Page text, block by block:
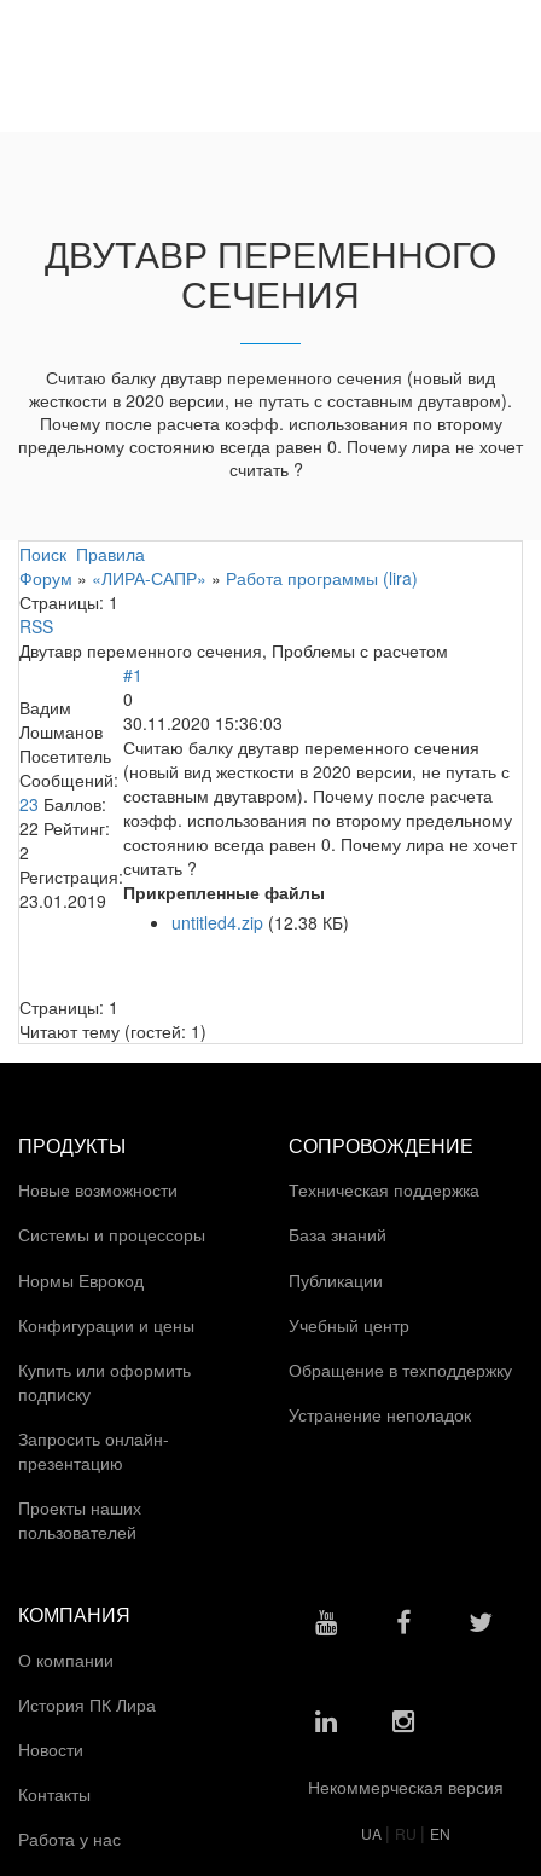
ДВУТАВР ПЕРЕМЕННОГО
СЕЧЕНИЯ
Считаю балку двутавр переменного сечения (новый вид
жесткости в 2020 версии, не путать с составным двутавром).
Почему после расчета коэфф. использования по второму
предельному состоянию всегда равен 0. Почему лира не хочет
считать ?
Поиск Правила
Форум » «ЛИРА-САПР» » Работа программы (lira)
Страницы: 1
RSS
Двутавр переменного сечения, Проблемы с расчетом
Вадим
Лошманов
Посетитель
Сообщений:
23 Баллов:
22 Рейтинг:
2
Регистрация:
23.01.2019
#1
0
30.11.2020 15:36:03
Считаю балку двутавр переменного сечения
(новый вид жесткости в 2020 версии, не путать с
составным двутавром). Почему после расчета
коэфф. использования по второму предельному
состоянию всегда равен 0. Почему лира не хочет
считать ?
Прикрепленные файлы
untitled4.zip (12.38 КБ)
Страницы: 1
Читают тему (гостей: 1)
ПРОДУКТЫ
Новые возможности
Системы и процессоры
Нормы Еврокод
Конфигурации и цены
Купить или оформить
подписку
Запросить онлайн-
презентацию
Проекты наших
пользователей
СОПРОВОЖДЕНИЕ
Техническая поддержка
База знаний
Публикации
Учебный центр
Обращение в техподдержку
Устранение неполадок
КОМПАНИЯ
О компании
История ПК Лира
Новости
Контакты
Работа у нас
Некоммерческая версия
UA | RU | EN